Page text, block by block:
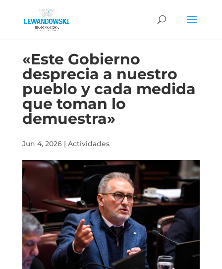
«Este Gobierno
desprecia a nuestro
pueblo y cada medida
que toman lo
demuestra»
Jun 4, 2026| Actividades